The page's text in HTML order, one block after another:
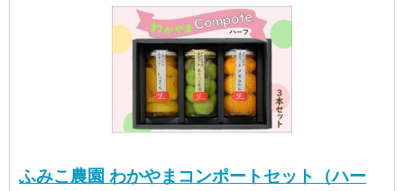
防止剤（ビタミンＣ） 【スムージー いちご＆トマ
ト】 トマトピューレ〔トマト（国産）〕、いちごピ
ューレ〔いちご（和歌山県産）〕、砂糖〔てん菜
（北海道産）〕、寒天加工品（ぶどう糖、寒天、こ
んにゃく粉）／酸化防止剤（ビタミンＣ） 【スムー
ジー 白桃＆白いんげん豆】 原材料名：白桃ピュー
いんげん豆（北海道産）〕、砂糖〔てん菜（北海道
C) 【コンポート まるごとあら川の若桃】若桃(和
歌山県産)、砂糖、洋酒/ゲル化剤(増粘多糖類)、酸味
料、香料、酸化防止剤(ビタミンC)、(一部にももを含
む) 【コンポート ふさごとはっさく】はっさくシ
ラップ漬け[はっさく(和歌山県産)、砂糖]、砂糖/ゲル
化剤(増粘多糖類)、酸味料、酸化防止剤(ビタミンC)
保存し、なるべく早くお召し上がりください。 【ア
ふみこ農園 わかやまコンポートセット（ハー